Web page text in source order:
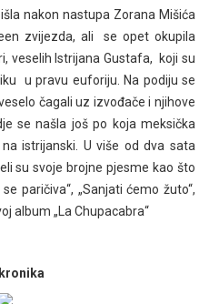
nakon nastupa Zorana Mišića
zvijezda, ali se opet okupila
veselih Istrijana Gustafa, koji su
u pravu euforiju. Na podiju se
čagali uz izvođače i njihove
se našla još po koja meksička
istrijanski. U više od dva sata
su svoje brojne pjesme kao što
paričiva“, „Sanjati ćemo žuto“,
album „La Chupacabra“